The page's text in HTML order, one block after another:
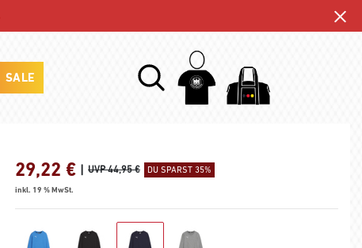
SALE
29,22 € | UVP 44,95 € DU SPARST 35%
inkl. 19 % MwSt.